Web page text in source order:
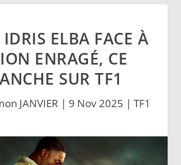
IDRIS ELBA FACE À
ENRAGÉ, CE
SUR TF1
JANVIER | 9 Nov 2025 | TF1